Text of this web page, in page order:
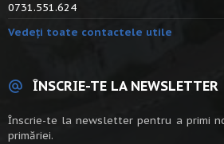
0731.551.624
Vedeți toate contactele utile
ÎNSCRIE-TE LA NEWSLETTER
Înscrie-te la newsletter pentru a primi
primăriei.